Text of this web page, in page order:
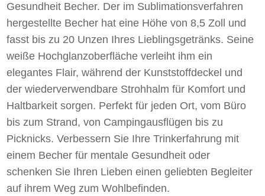
Gesundheit Becher. Der im Sublimationsverfahren
hergestellte Becher hat eine Höhe von 8,5 Zoll und
fasst bis zu 20 Unzen Ihres Lieblingsgetränks. Seine
weiße Hochglanzoberfläche verleiht ihm ein
elegantes Flair, während der Kunststoffdeckel und
der wiederverwendbare Strohhalm für Komfort und
Haltbarkeit sorgen. Perfekt für jeden Ort, vom Büro
bis zum Strand, von Campingausflügen bis zu
Picknicks. Verbessern Sie Ihre Trinkerfahrung mit
einem Becher für mentale Gesundheit oder
schenken Sie Ihren Lieben einen geliebten Begleiter
auf ihrem Weg zum Wohlbefinden.